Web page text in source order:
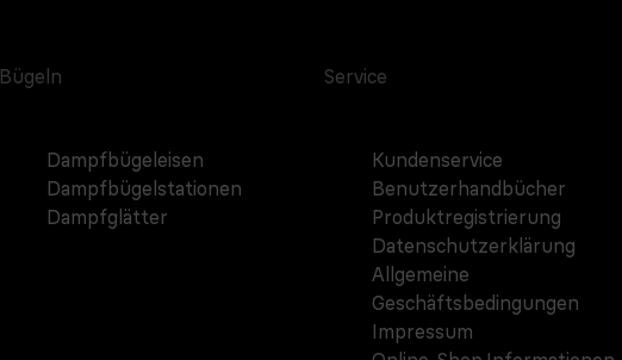
Bügeln
Dampfbügeleisen
Dampfbügelstationen
Dampfglätter
Service
Kundenservice
Benutzerhandbücher
Produktregistrierung
Datenschutzerklärung
Allgemeine
Geschäftsbedingungen
Impressum